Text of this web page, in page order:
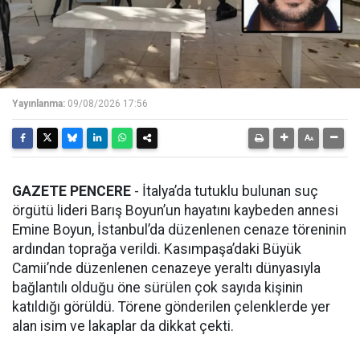
Yayınlanma: 09/08/2026 17:56
GAZETE PENCERE - İtalya’da tutuklu bulunan suç
örgütü lideri Barış Boyun’un hayatını kaybeden annesi
Emine Boyun, İstanbul’da düzenlenen cenaze töreninin
ardından toprağa verildi. Kasımpaşa’daki Büyük
Camii’nde düzenlenen cenazeye yeraltı dünyasıyla
bağlantılı olduğu öne sürülen çok sayıda kişinin
katıldığı görüldü. Törene gönderilen çelenklerde yer
alan isim ve lakaplar da dikkat çekti.